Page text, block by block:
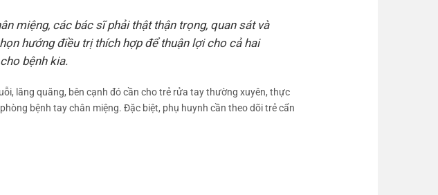
miệng, các bác sĩ phải thật thận trọng, quan sát và
hướng điều trị thích hợp để thuận lợi cho cả hai
bệnh kia.
lăng quăng, bên cạnh đó cần cho trẻ rửa tay thường xuyên, thực
bệnh tay chân miệng. Đặc biệt, phụ huynh cần theo dõi trẻ cẩn